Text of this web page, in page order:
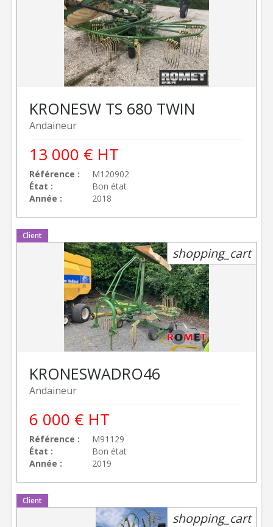
Andaineur
KRONESW TS 680 TWIN
Référence
M120902
État
Bon état
Année
2018
13 000 € HT
Client
Andaineur
KRONESWADRO46
Référence
M91129
État
Bon état
Année
2019
6 000 € HT
shopping_cart
Client
shopping_cart